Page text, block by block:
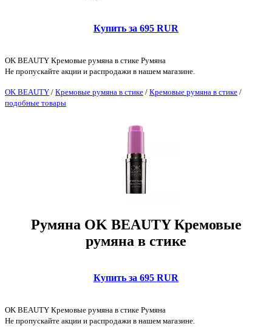
Купить за 695 RUR
OK BEAUTY Кремовые румяна в стике Румяна
Не пропускайте акции и распродажи в нашем магазине.
OK BEAUTY / Кремовые румяна в стике / Кремовые румяна в стике /
подобные товары
Румяна OK BEAUTY Кремовые
румяна в стике
Купить за 695 RUR
OK BEAUTY Кремовые румяна в стике Румяна
Не пропускайте акции и распродажи в нашем магазине.